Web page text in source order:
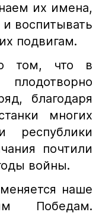
их имена,
воспитывать
подвигам.
том, что в
плодотворно
благодаря
многих
республики
почтили
войны.
наше
Победам.